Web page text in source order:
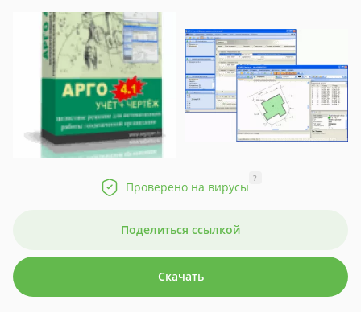
Проверено на вирусы
?
Поделиться ссылкой
Скачать